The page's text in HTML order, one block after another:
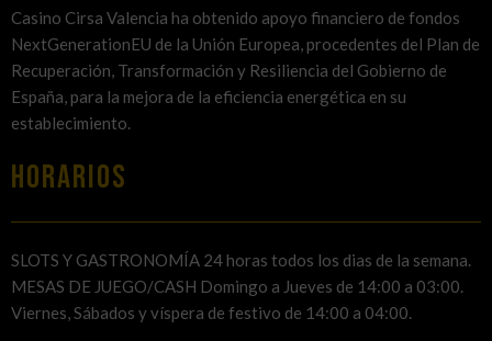
Casino Cirsa Valencia ha obtenido apoyo financiero de fondos
NextGenerationEU de la Unión Europea, procedentes del Plan de
Recuperación, Transformación y Resiliencia del Gobierno de
España, para la mejora de la eficiencia energética en su
establecimiento.
HORARIOS
SLOTS Y GASTRONOMÍA 24 horas todos los dias de la semana.
MESAS DE JUEGO/CASH Domingo a Jueves de 14:00 a 03:00.
Viernes, Sábados y víspera de festivo de 14:00 a 04:00.